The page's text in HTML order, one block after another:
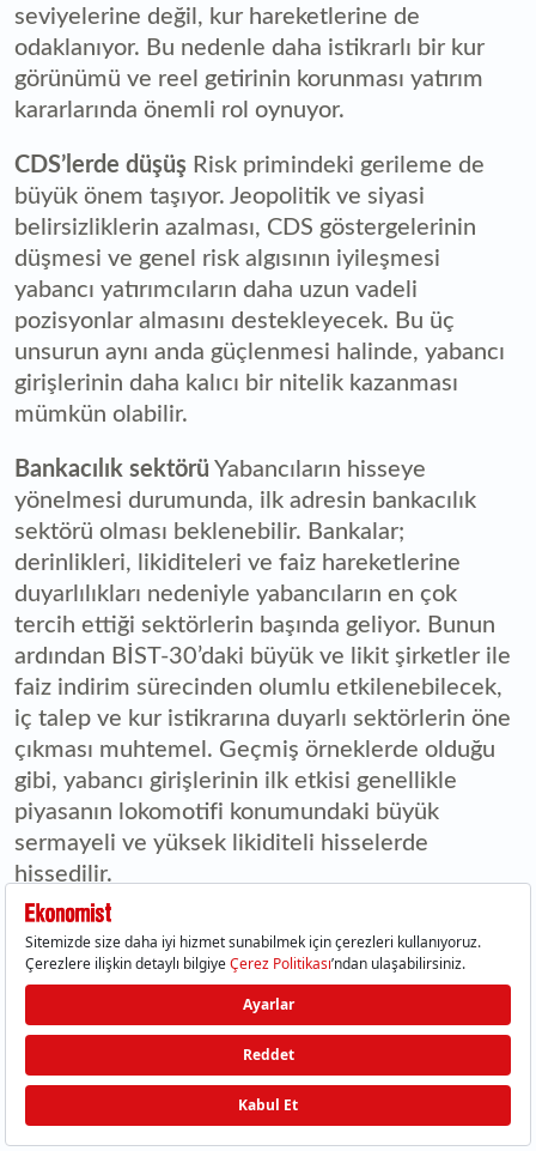
seviyelerine değil, kur hareketlerine de
odaklanıyor. Bu nedenle daha istikrarlı bir kur
görünümü ve reel getirinin korunması yatırım
kararlarında önemli rol oynuyor.
CDS’lerde düşüş Risk primindeki gerileme de
büyük önem taşıyor. Jeopolitik ve siyasi
belirsizliklerin azalması, CDS göstergelerinin
düşmesi ve genel risk algısının iyileşmesi
yabancı yatırımcıların daha uzun vadeli
pozisyonlar almasını destekleyecek. Bu üç
unsurun aynı anda güçlenmesi halinde, yabancı
girişlerinin daha kalıcı bir nitelik kazanması
mümkün olabilir.
Bankacılık sektörü Yabancıların hisseye
yönelmesi durumunda, ilk adresin bankacılık
sektörü olması beklenebilir. Bankalar;
derinlikleri, likiditeleri ve faiz hareketlerine
duyarlılıkları nedeniyle yabancıların en çok
tercih ettiği sektörlerin başında geliyor. Bunun
ardından BİST-30’daki büyük ve likit şirketler ile
faiz indirim sürecinden olumlu etkilenebilecek,
iç talep ve kur istikrarına duyarlı sektörlerin öne
çıkması muhtemel. Geçmiş örneklerde olduğu
gibi, yabancı girişlerinin ilk etkisi genellikle
piyasanın lokomotifi konumundaki büyük
sermayeli ve yüksek likiditeli hisselerde
hissedilir.
WhatsApp ile paylaş Facebook ile paylaş